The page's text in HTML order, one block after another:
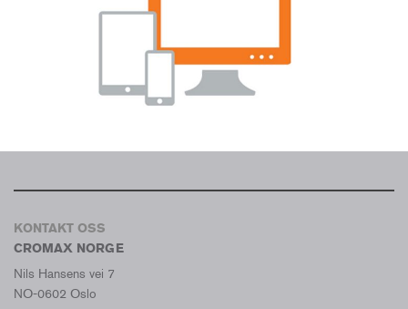
KONTAKT OSS
CROMAX NORGE
Nils Hansens vei 7
NO-0602 Oslo